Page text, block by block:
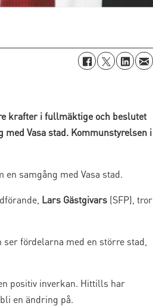
krafter i fullmäktige och beslutet
Vasa stad. Kommunstyrelsen i
samgång med Vasa stad.
Lars Gästgivars (SFP), tror
fördelarna med en större stad,
positiv inverkan. Hittills har
en ändring på.